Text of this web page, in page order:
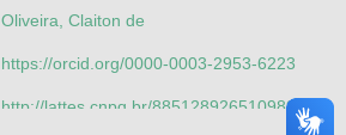
Oliveira, Claiton de
https://orcid.org/0000-0003-2953-6223
http://lattes.cnpq.br/8851289265109891